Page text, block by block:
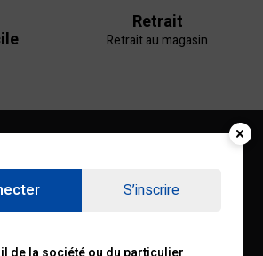
Retrait
Retrait au magasin
S’inscrire